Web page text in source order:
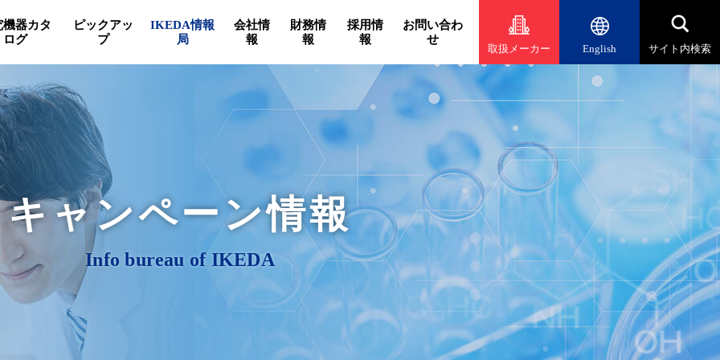
機器カタ
ログ
ピックアッ
プ
IKEDA情報
局
会社情
報
財務情
報
採用情
報
お問い合わ
せ
取扱メーカー English サイト内検索
キャンペーン情報